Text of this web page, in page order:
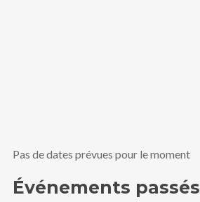
Pas de dates prévues pour le moment
Événements passés